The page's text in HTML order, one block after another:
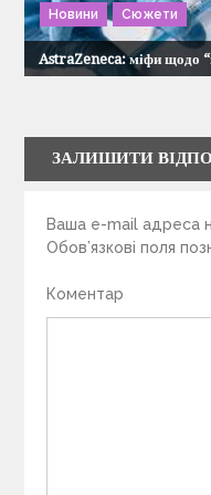
Новини Сюжети
AstraZeneca: міфи щодо
ЗАЛИШИТИ
Ваша e-mail адреса
Обов’язкові поля
Коментар